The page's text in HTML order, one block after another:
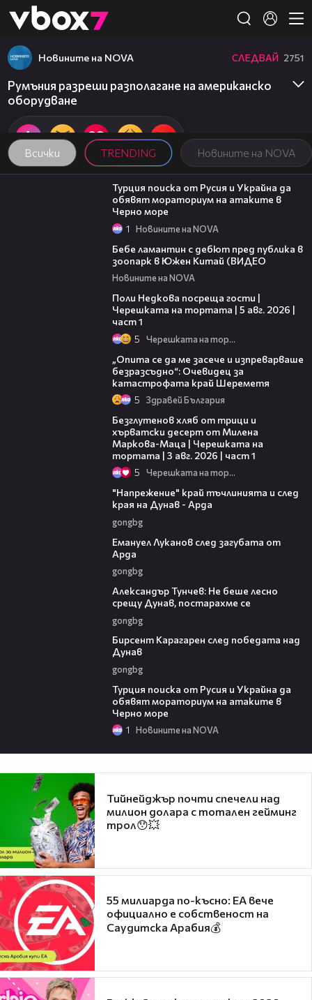
👾
Всички TRENDING Новините на NOVA
Новините на NOVA СЛЕДВАЙ 2751
Румъния разреши разполагане на американско
оборудване
03:02
Турция поиска от Русия и Украйна да
обявят мораториум на атаките в
Черно море
1 Новините на NOVA
Бебе ламантин с дебют пред публика в
зоопарк в Южен Китай (ВИДЕО
Новините на NOVA
Поли Недкова посреща гости |
Черешката на тортата | 5 авг. 2026 |
част 1
5 Черешката на тортата
„Опита се да ме засече и изпреварваше
безразсъдно“: Очевидец за
катастрофата край Шереметя
5 Здравей България
Безглутенов хляб от трици и
хърватски десерт от Милена
Маркова-Маца | Черешката на
тортата | 3 авг. 2026 | част 1
5 Черешката на тортата
"Напрежение" край тъчлинията и след
края на Дунав - Арда
gongbg
Емануел Луканов след загубата от
Арда
gongbg
Александър Тунчев: Не беше лесно
срещу Дунав, постарахме се
gongbg
Бирсент Карагарен след победата над
Дунав
gongbg
Турция поиска от Русия и Украйна да
обявят мораториум на атаките в
Черно море
1 Новините на NOVA
Тийнейджър почти спечели над
милион долара с тотален гейминг
трол😯💥
55 милиарда по-късно: EA вече
официално е собственост на
Саудитска Арабия💰